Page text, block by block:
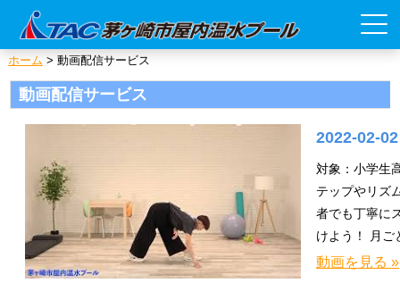
ホーム > 動画配信サービス
動画配信サービス
2022-02-
対象：小学生
テップやリズ
者でも丁寧に
けよう！ 月ご
動画を見る »